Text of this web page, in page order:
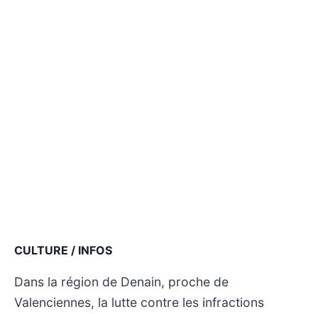
CULTURE / INFOS
Dans la région de Denain, proche de
Valenciennes, la lutte contre les infractions